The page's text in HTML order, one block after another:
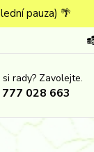
pauza) 🌴
rady? Zavolejte.
028 663